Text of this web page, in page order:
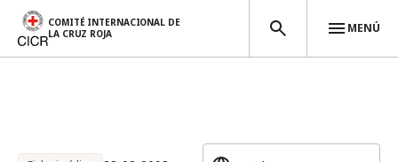
COMITÉ INTERNACIONAL DE
LA CRUZ ROJA
MENÚ